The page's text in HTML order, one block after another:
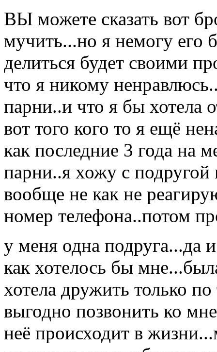
ВЫ можете сказать вот
мучить...но я немогу его
делиться будет своими
что я никому
парни..и что я бы хотела
вот того кого то я ещё
как последние 3 года на
парни..я хожу с
вообще не как не
номер телефона..потом
у меня одна подруга...да
как хотелось бы
хотела дружить только
выгодно позвонить ко
неё происходит в